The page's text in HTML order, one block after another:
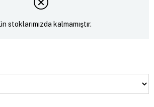
stoklarımızda kalmamıştır.